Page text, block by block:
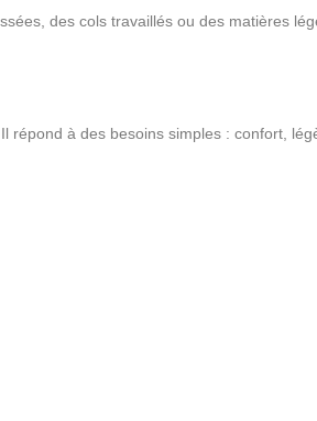
des cols travaillés ou des matières
à des besoins simples : confort,